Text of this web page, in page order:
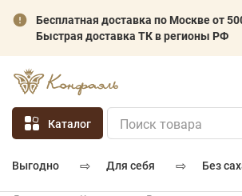
Бесплатная доставка по Москве от
Быстрая доставка ТК в регионы РФ
Каталог
выгодно ⇨ для себя ⇨ без